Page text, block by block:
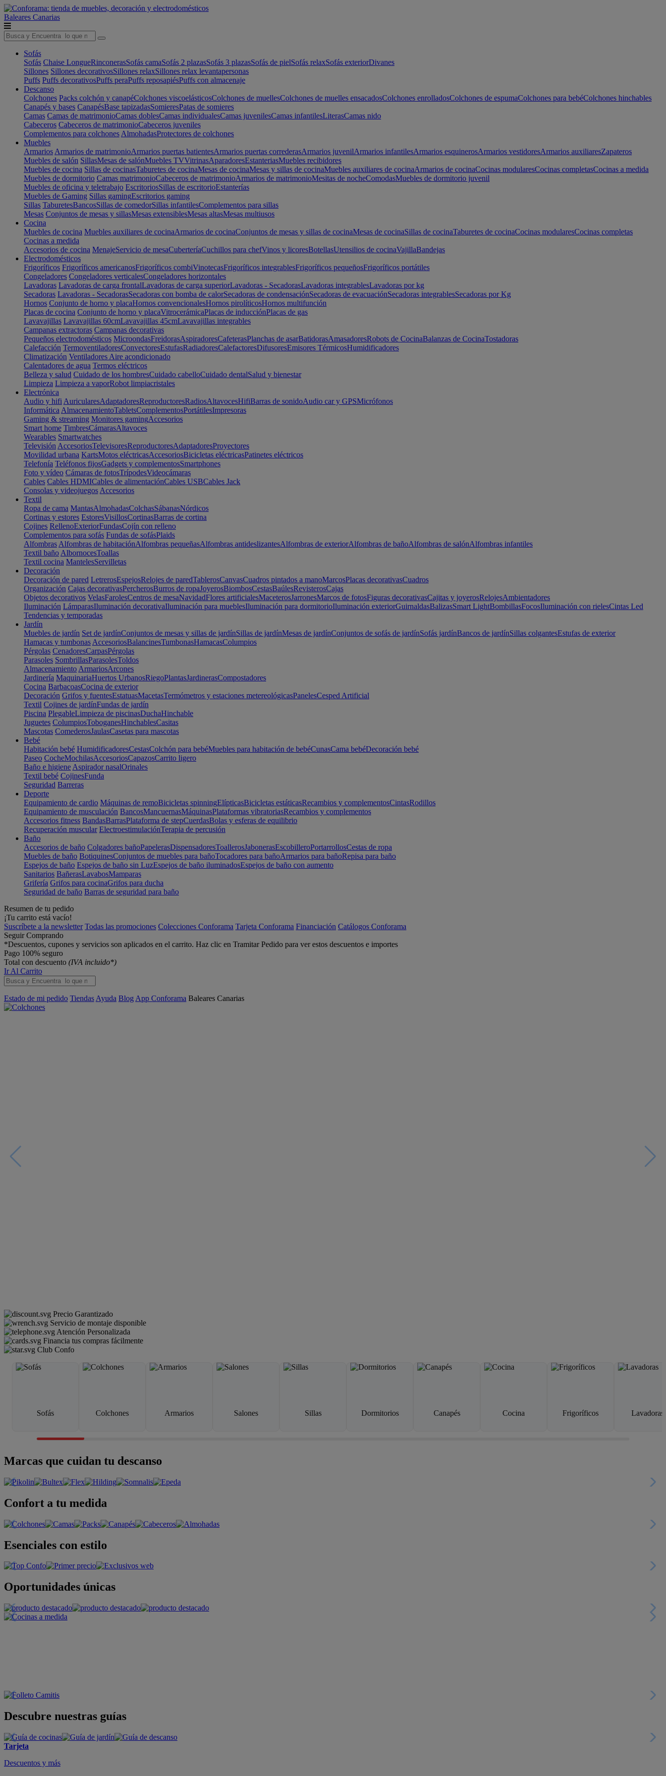
Baleares Canarias
Sofás
Sofás Chaise LongueRinconerasSofás camaSofás 2 plazasSofás 3 plazasSofás de pielSofás relaxSofás exteriorDivanes
Sillones Sillones decorativosSillones relaxSillones relax levantapersonas
Puffs Puffs decorativosPuffs peraPuffs reposapiésPuffs con almacenaje
Descanso
Colchones Packs colchón y canapéColchones viscoelásticosColchones de muellesColchones de muelles ensacadosColchones enrolladosColchones de espumaColchones para bebéColchones hinchables
Canapés y bases CanapésBase tapizadasSomieresPatas de somieres
Camas Camas de matrimonioCamas doblesCamas individualesCamas juvenilesCamas infantilesLiterasCamas nido
Cabeceros Cabeceros de matrimonioCabeceros juveniles
Complementos para colchones AlmohadasProtectores de colchones
Muebles
Armarios Armarios de matrimonioArmarios puertas batientesArmarios puertas correderasArmarios juvenilArmarios infantilesArmarios esquinerosArmarios vestidoresArmarios auxiliaresZapateros
Muebles de salón SillasMesas de salónMuebles TVVitrinasAparadoresEstanteriasMuebles recibidores
Muebles de cocina Sillas de cocinasTaburetes de cocinaMesas de cocinaMesas y sillas de cocinaMuebles auxiliares de cocinaArmarios de cocinaCocinas modularesCocinas completasCocinas a medida
Muebles de dormitorio Camas matrimonioCabeceros de matrimonioArmarios de matrimonioMesitas de nocheComodasMuebles de dormitorio juvenil
Muebles de oficina y teletrabajo EscritoriosSillas de escritorioEstanterías
Muebles de Gaming Sillas gamingEscritorios gaming
Sillas TaburetesBancosSillas de comedorSillas infantilesComplementos para sillas
Mesas Conjuntos de mesas y sillasMesas extensiblesMesas altasMesas multiusos
Cocina
Muebles de cocina Muebles auxiliares de cocinaArmarios de cocinaConjuntos de mesas y sillas de cocinaMesas de cocinaSillas de cocinaTaburetes de cocinaCocinas modularesCocinas completas
Cocinas a medida
Accesorios de cocina MenajeServicio de mesaCuberteríaCuchillos para chefVinos y licoresBotellasUtensilios de cocinaVajillaBandejas
Electrodomésticos
Frigoríficos Frigoríficos americanosFrigoríficos combiVinotecasFrigoríficos integrablesFrigoríficos pequeñosFrigoríficos portátiles
Congeladores Congeladores verticalesCongeladores horizontales
Lavadoras Lavadoras de carga frontalLavadoras de carga superiorLavadoras - SecadorasLavadoras integrablesLavadoras por kg
Secadoras Lavadoras - SecadorasSecadoras con bomba de calorSecadoras de condensaciónSecadoras de evacuaciónSecadoras integrablesSecadoras por Kg
Hornos Conjunto de horno y placaHornos convencionalesHornos pirolíticosHornos multifunción
Placas de cocina Conjunto de horno y placaVitrocerámicaPlacas de inducciónPlacas de gas
Lavavajillas Lavavajillas 60cmLavavajillas 45cmLavavajillas integrables
Campanas extractoras Campanas decorativas
Pequeños electrodomésticos MicroondasFreidorasAspiradoresCafeterasPlanchas de asarBatidorasAmasadoresRobots de CocinaBalanzas de CocinaTostadoras
Calefacción TermoventiladoresConvectoresEstufasRadiadoresCalefactoresDifusoresEmisores TérmicosHumidificadores
Climatización Ventiladores Aire acondicionado
Calentadores de agua Termos eléctricos
Belleza y salud Cuidado de los hombresCuidado cabelloCuidado dentalSalud y bienestar
Limpieza Limpieza a vaporRobot limpiacristales
Electrónica
Audio y hifi AuricularesAdaptadoresReproductoresRadiosAltavocesHifiBarras de sonidoAudio car y GPSMicrófonos
Informática AlmacenamientoTabletsComplementosPortátilesImpresoras
Gaming & streaming Monitores gamingAccesorios
Smart home TimbresCámarasAltavoces
Wearables Smartwatches
Televisión AccesoriosTelevisoresReproductoresAdaptadoresProyectores
Movilidad urbana KartsMotos eléctricasAccesoriosBicicletas eléctricasPatinetes eléctricos
Telefonía Teléfonos fijosGadgets y complementosSmartphones
Foto y vídeo Cámaras de fotosTrípodesVideocámaras
Cables Cables HDMICables de alimentaciónCables USBCables Jack
Consolas y videojuegos Accesorios
Textil
Ropa de cama MantasAlmohadasColchasSábanasNórdicos
Cortinas y estores EstoresVisillosCortinasBarras de cortina
Cojines RellenoExteriorFundasCojín con relleno
Complementos para sofás Fundas de sofásPlaids
Alfombras Alfombras de habitaciónAlfombras pequeñasAlfombras antideslizantesAlfombras de exteriorAlfombras de bañoAlfombras de salónAlfombras infantiles
Textil baño AlbornocesToallas
Textil cocina MantelesServilletas
Decoración
Decoración de pared LetrerosEspejosRelojes de paredTablerosCanvasCuadros pintados a manoMarcosPlacas decorativasCuadros
Organización Cajas decorativasPercherosBurros de ropaJoyerosBiombosCestasBaúlesRevisterosCajas
Objetos decorativos VelasFarolesCentros de mesaNavidadFlores artificialesMaceterosJarronesMarcos de fotosFiguras decorativasCajitas y joyerosRelojesAmbientadores
Iluminación LámparasIluminación decorativaIluminación para mueblesIluminación para dormitorioIluminación exteriorGuirnaldasBalizasSmart LightBombillasFocosIluminación con rielesCintas Led
Tendencias y temporadas
Jardín
Muebles de jardín Set de jardínConjuntos de mesas y sillas de jardínSillas de jardínMesas de jardínConjuntos de sofás de jardínSofás jardínBancos de jardínSillas colgantesEstufas de exterior
Hamacas y tumbonas AccesoriosBalancinesTumbonasHamacasColumpios
Pérgolas CenadoresCarpasPérgolas
Parasoles SombrillasParasolesToldos
Almacenamiento ArmariosArcones
Jardinería MaquinariaHuertos UrbanosRiegoPlantasJardinerasCompostadores
Cocina BarbacoasCocina de exterior
Decoración Grifos y fuentesEstatuasMacetasTermómetros y estaciones metereológicasPanelesCesped Artificial
Textil Cojines de jardínFundas de jardín
Piscina PlegableLimpieza de piscinasDuchaHinchable
Juguetes ColumpiosToboganesHinchablesCasitas
Mascotas ComederosJaulasCasetas para mascotas
Bebé
Habitación bebé HumidificadoresCestasColchón para bebéMuebles para habitación de bebéCunasCama bebéDecoración bebé
Paseo CocheMochilasAccesoriosCapazosCarrito ligero
Baño e higiene Aspirador nasalOrinales
Textil bebé CojinesFunda
Seguridad Barreras
Deporte
Equipamiento de cardio Máquinas de remoBicicletas spinningElípticasBicicletas estáticasRecambios y complementosCintasRodillos
Equipamiento de musculación BancosMancuernasMáquinasPlataformas vibratoriasRecambios y complementos
Accesorios fitness BandasBarrasPlataforma de stepCuerdasBolas y esferas de equilibrio
Recuperación muscular ElectroestimulaciónTerapia de percusión
Baño
Accesorios de baño Colgadores bañoPapelerasDispensadoresToallerosJabonerasEscobilleroPortarrollosCestas de ropa
Muebles de baño BotiquinesConjuntos de muebles para bañoTocadores para bañoArmarios para bañoRepisa para baño
Espejos de baño Espejos de baño sin LuzEspejos de baño iluminadosEspejos de baño con aumento
Sanitarios BañerasLavabosMamparas
Grifería Grifos para cocinaGrifos para ducha
Seguridad de baño Barras de seguridad para baño
Resumen de tu pedido
¡Tu carrito está vacío!
Suscríbete a la newsletter Todas las promociones Colecciones Conforama Tarjeta Conforama Financiación Catálogos Conforama
Seguir Comprando
*Descuentos, cupones y servicios son aplicados en el carrito. Haz clic en Tramitar Pedido para ver estos descuentos e importes
Pago 100% seguro
Total con descuento (IVA incluido*)
Ir Al Carrito
Estado de mi pedido Tiendas Ayuda Blog App Conforama Baleares Canarias
Precio Garantizado
Servicio de montaje disponible
Atención Personalizada
Financia tus compras fácilmente
Club Confo
Sofás Colchones Armarios Salones Sillas Dormitorios Canapés Cocina Frigoríficos Lavadoras
Marcas que cuidan tu descanso
Confort a tu medida
Esenciales con estilo
Oportunidades únicas
Descubre nuestras guías
Tarjeta
Descuentos y más